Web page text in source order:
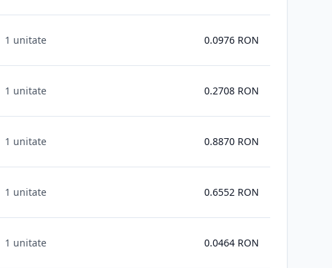
1 unitate 0.0976 RON
1 unitate 0.2708 RON
1 unitate 0.8870 RON
1 unitate 0.6552 RON
1 unitate 0.0464 RON